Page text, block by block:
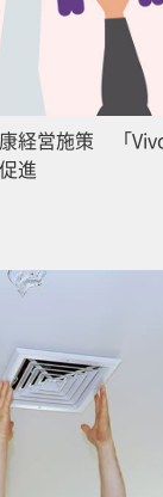
経営施策 「
進